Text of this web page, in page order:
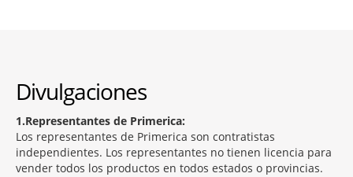
Divulgaciones
1 Representantes de Primerica:
Los representantes de Primerica son contratistas
independientes. Los representantes no tienen licencia para
vender todos los productos en todos estados o provincias.